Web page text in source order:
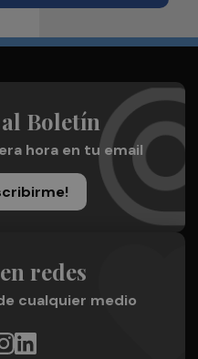
Boletín
hora en tu email
redes
cualquier medio